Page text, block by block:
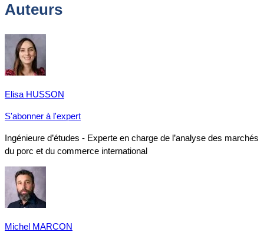
Auteurs
Elisa HUSSON
S'abonner à l'expert
Ingénieure d’études - Experte en charge de l’analyse des marchés
du porc et du commerce international
Michel MARCON